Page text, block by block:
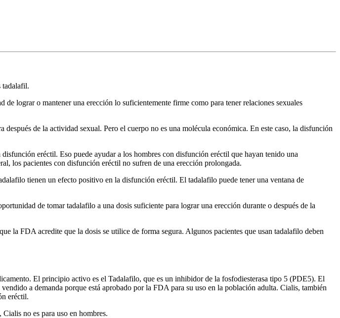
tadalafil.
lograr o mantener una erección lo suficientemente firme como para tener relaciones sexuales
de la actividad sexual. Pero el cuerpo no es una molécula económica. En este caso, la disfunción
eréctil. Eso puede ayudar a los hombres con disfunción eréctil que hayan tenido una
los pacientes con disfunción eréctil no sufren de una erección prolongada.
tienen un efecto positivo en la disfunción eréctil. El tadalafilo puede tener una ventana de
de tomar tadalafilo a una dosis suficiente para lograr una erección durante o después de la
la FDA acredite que la dosis se utilice de forma segura. Algunos pacientes que usan tadalafilo deben
El principio activo es el Tadalafilo, que es un inhibidor de la fosfodiesterasa tipo 5 (PDE5). El
a demanda porque está aprobado por la FDA para su uso en la población adulta. Cialis, también
eréctil.
no es para uso en hombres.